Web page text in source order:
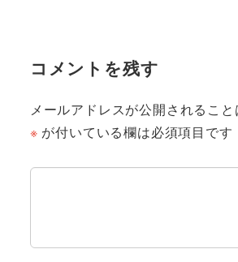
コメントを残す
メールアドレスが公開されること
※ が付いている欄は必須項目です